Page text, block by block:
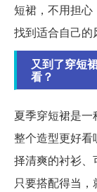
短裙，不用担
找到适合自己的
又到了穿短
看？
夏季穿短裙是
整个造型更好
择清爽的衬衫、
只要搭配得当，